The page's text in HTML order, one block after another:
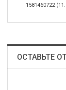
1581460722
ОСТАВЬТЕ